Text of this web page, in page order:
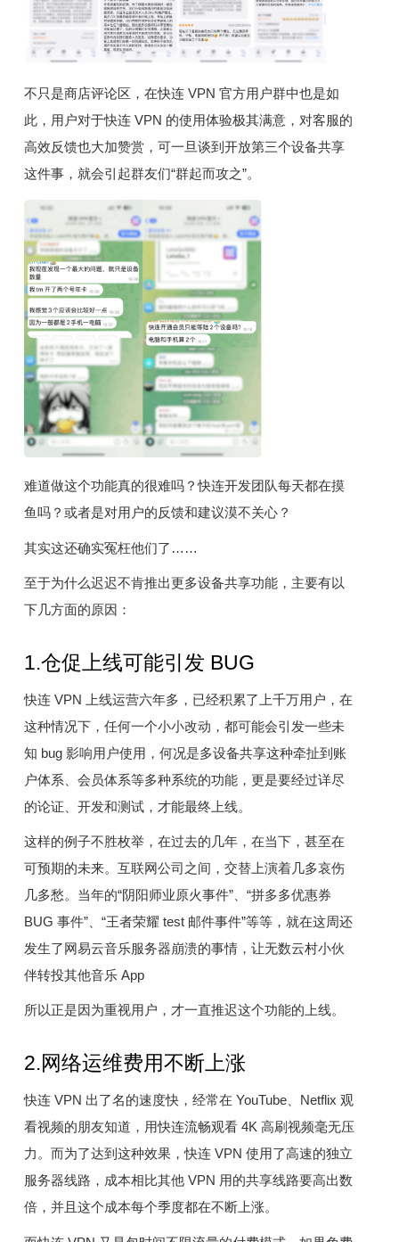
不只是商店评论区，在快连 VPN 官方用户群中也是如
此，用户对于快连 VPN 的使用体验极其满意，对客服的
高效反馈也大加赞赏，可一旦谈到开放第三个设备共享
这件事，就会引起群友们“群起而攻之”。
难道做这个功能真的很难吗？快连开发团队每天都在摸
鱼吗？或者是对用户的反馈和建议漠不关心？
其实这还确实冤枉他们了……
至于为什么迟迟不肯推出更多设备共享功能，主要有以
下几方面的原因：
1.仓促上线可能引发 BUG
快连 VPN 上线运营六年多，已经积累了上千万用户，在
这种情况下，任何一个小小改动，都可能会引发一些未
知 bug 影响用户使用，何况是多设备共享这种牵扯到账
户体系、会员体系等多种系统的功能，更是要经过详尽
的论证、开发和测试，才能最终上线。
这样的例子不胜枚举，在过去的几年，在当下，甚至在
可预期的未来。互联网公司之间，交替上演着几多哀伤
几多愁。当年的“阴阳师业原火事件”、“拼多多优惠券
BUG 事件”、“王者荣耀 test 邮件事件”等等，就在这周还
发生了网易云音乐服务器崩溃的事情，让无数云村小伙
伴转投其他音乐 App
所以正是因为重视用户，才一直推迟这个功能的上线。
2.网络运维费用不断上涨
快连 VPN 出了名的速度快，经常在 YouTube、Netflix 观
看视频的朋友知道，用快连流畅观看 4K 高刷视频毫无压
力。而为了达到这种效果，快连 VPN 使用了高速的独立
服务器线路，成本相比其他 VPN 用的共享线路要高出数
倍，并且这个成本每个季度都在不断上涨。